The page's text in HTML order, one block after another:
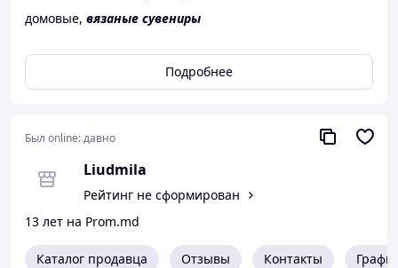
домовые, вязаные сувениры
Подробнее
Был online:давно
Liudmila
Рейтинг не сформирован
13 лет на Prom.md
Каталог продавца Отзывы Контакты